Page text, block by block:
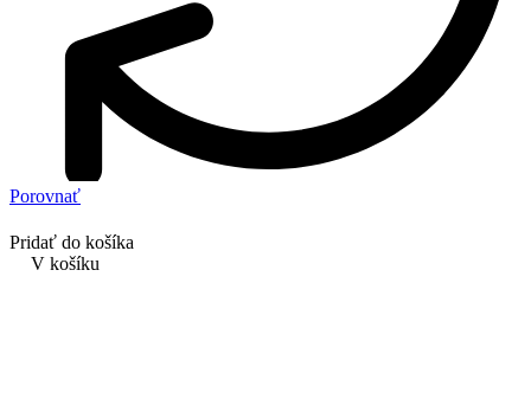
Porovnať
Pridať do košíka
V košíku